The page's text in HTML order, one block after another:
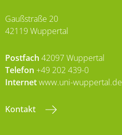
Gaußstraße 20
42119 Wuppertal
Postfach 42097 Wuppertal
Telefon +49 202 439-0
Internetwww.uni-wuppertal.de
Kontakt